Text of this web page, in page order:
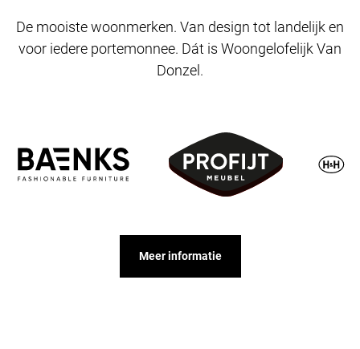
De mooiste woonmerken. Van design tot landelijk en
voor iedere portemonnee. Dát is Woongelofelijk Van
Donzel.
Meer informatie